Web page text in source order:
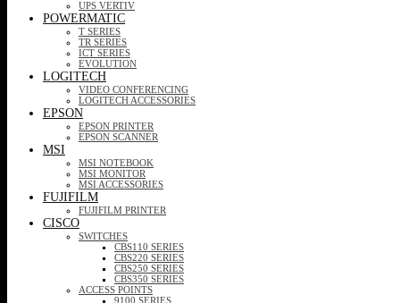
UPS VERTIV
POWERMATIC
T SERIES
TR SERIES
ICT SERIES
EVOLUTION
LOGITECH
VIDEO CONFERENCING
LOGITECH ACCESSORIES
EPSON
EPSON PRINTER
EPSON SCANNER
MSI
MSI NOTEBOOK
MSI MONITOR
MSI ACCESSORIES
FUJIFILM
FUJIFILM PRINTER
CISCO
SWITCHES
CBS110 SERIES
CBS220 SERIES
CBS250 SERIES
CBS350 SERIES
ACCESS POINTS
9100 SERIES